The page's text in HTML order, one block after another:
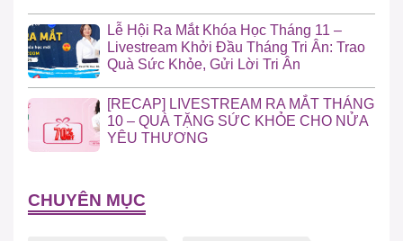
Lễ Hội Ra Mắt Khóa Học Tháng 11 –
Livestream Khởi Đầu Tháng Tri Ân: Trao
Quà Sức Khỏe, Gửi Lời Tri Ân
[RECAP] LIVESTREAM RA MẮT THÁNG
10 – QUÀ TẶNG SỨC KHỎE CHO NỬA
YÊU THƯƠNG
CHUYÊN MỤC